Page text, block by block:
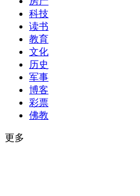
科技
读书
教育
文化
历史
军事
博客
彩票
佛教
更多